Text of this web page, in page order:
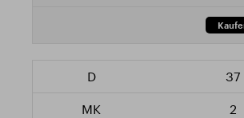
37
2